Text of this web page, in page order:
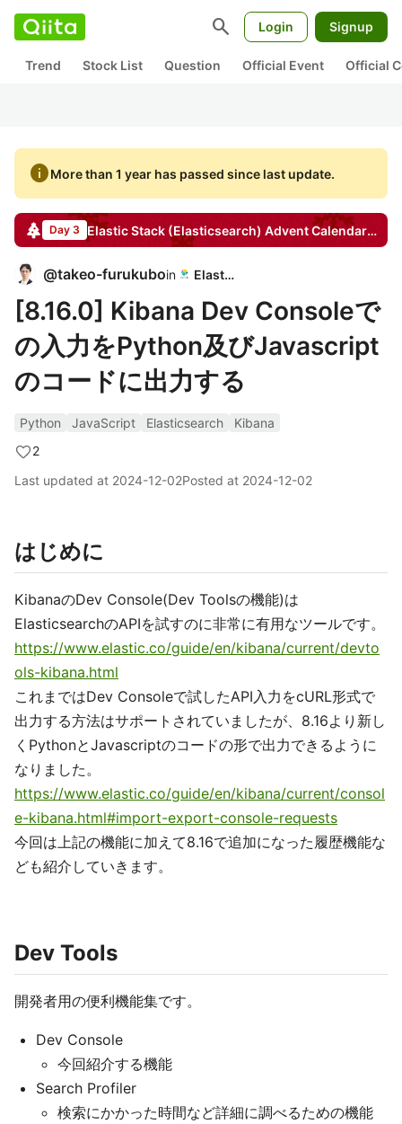
search Login Signup
Trend Stock List Question Official Event Official
infoMore than 1 year has passed since last update.
Day 3 Elastic Stack (Elasticsearch) Advent Calendar2024
@takeo-furukuboin Elastic
[8.16.0] Kibana Dev Consoleで
の入力をPython及びJavascript
のコードに出力する
Python JavaScript Elasticsearch
Kibana
2
Last updated at 2024-12-02Posted at 2024-12-02
はじめに
KibanaのDev Console(Dev Toolsの機能)は
ElasticsearchのAPIを試すのに非常に有用なツールです。
https://www.elastic.co/guide/en/kibana/current/devto
ols-kibana.html
これまではDev Consoleで試したAPI入力をcURL形式で
出力する方法はサポートされていましたが、8.16より新し
くPythonとJavascriptのコードの形で出力できるように
なりました。
https://www.elastic.co/guide/en/kibana/current/consol
e-kibana.html#import-export-console-requests
今回は上記の機能に加えて8.16で追加になった履歴機能な
ども紹介していきます。
Dev Tools
開発者用の便利機能集です。
Dev Console
今回紹介する機能
Search Profiler
検索にかかった時間など詳細に調べるための機能